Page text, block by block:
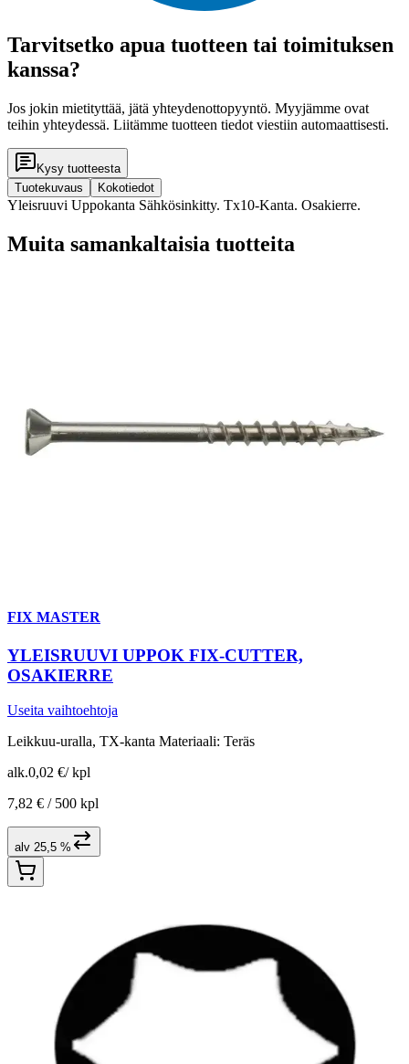
Tarvitsetko apua tuotteen tai toimituksen
kanssa?
Jos jokin mietityttää, jätä yhteydenottopyyntö. Myyjämme ovat
teihin yhteydessä. Liitämme tuotteen tiedot viestiin automaattisesti.
Kysy tuotteesta
Tuotekuvaus
Kokotiedot
Yleisruuvi Uppokanta Sähkösinkitty. Tx10-Kanta. Osakierre.
Muita samankaltaisia tuotteita
FIX MASTER
YLEISRUUVI UPPOK FIX-CUTTER,
OSAKIERRE
Useita vaihtoehtoja
Leikkuu-uralla, TX-kanta Materiaali: Teräs
alk.0,02 €/ kpl
7,82 € / 500 kpl
alv 25,5 %